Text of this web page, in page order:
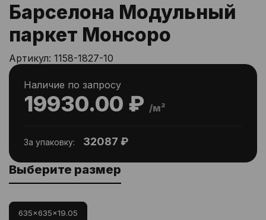
Барселона Модульный
паркет Монсоро
Артикул: 1158-1827-10
19930.00 ₽ /м²
Наличие по запросу
За упаковку: 32087 ₽
Выберите размер
635x635x19.05